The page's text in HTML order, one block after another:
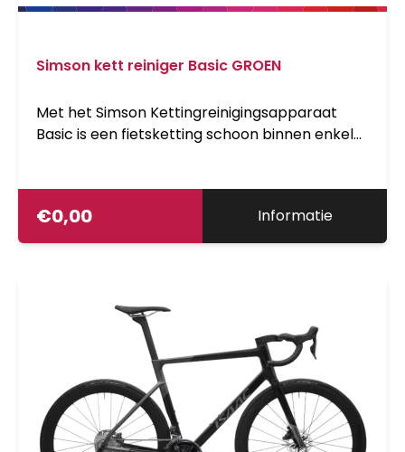
Simson kett reiniger Basic GROEN
Met het Simson Kettingreinigingsapparaat
Basic is een fietsketting schoon binnen enkele
schoongemaakt. Vul het apparaat met
Simson kettingreiniger. Plaats het
reinigen de ketting invetten met bijvoorbeeld
Simson kettingolie.
€0,00 Informatie